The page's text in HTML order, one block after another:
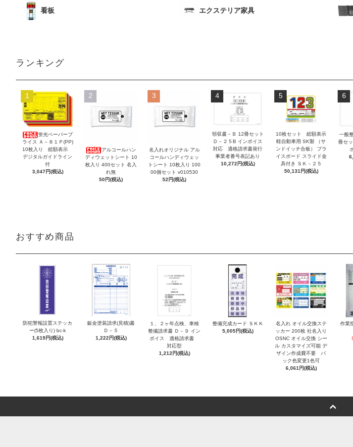
看板 エクステリア家具
ランキング
1
蛍光ペーパープ
ライス Ａ－８１Ｐ(PP)
10枚入り 総額表示
デジタルガイドライン
付
3,047円(税込)
2
アルコールハン
ディウェットシート 10
枚入り 400セット 名入
れ無
50円(税込)
3
名入れオリジナル アル
コールハンディウェッ
トシート 10枚入り 100
00個セット v010530
52円(税込)
4
領収書－Ｂ 12冊セット
Ｄ－２５B インボイス
対応 適格請求書発行
事業者番号表記あり
10,272円(税込)
5
10枚セット 総額表示
軽自動車用 SK製 （サ
ンドイッチ合板） プラ
イスボード スライド金
具付き ＳＫ－２５
50,131円(税込)
6
一般
冊セ
おすすめ商品
防犯警報設置ステッカ
ー(5枚入り) bc-k
1,619円(税込)
鈑金塗装請求(見積)書
Ｄ－５
1,222円(税込)
１、２ヶ年点検、車検
整備請求書 Ｄ－９ イン
ボイス 適格請求書
対応型
1,212円(税込)
整備完成カード ＳＫＫ
5,005円(税込)
名入れ オイル交換ステ
ッカー 200枚 社名入り
OSNC オイル交換 シー
ル カスタマイズ可能 デ
ザイン作成費不要 バ
ック色変更1色可
6,061円(税込)
作業